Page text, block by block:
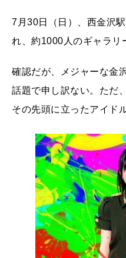
7月30日（日）、西金沢
れ、約1000人のギャラリ
確認だが、メジャーな金
話題で申し訳ない。ただ
その先頭に立ったアイド